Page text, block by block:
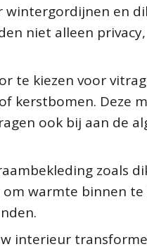
wintergordijnen en
niet alleen
te kiezen voor
kerstbomen. Deze
ook bij aan de
zoals
warmte binnen
interieur